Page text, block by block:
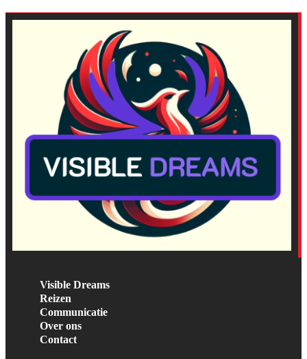
Visible Dreams
Reizen
Communicatie
Over ons
Contact